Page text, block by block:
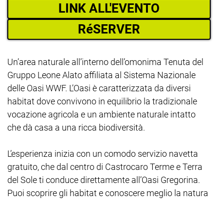
LINK ALL'EVENTO
RéSERVER
Un’area naturale all’interno dell’omonima Tenuta del
Gruppo Leone Alato affiliata al Sistema Nazionale
delle Oasi WWF. L’Oasi è caratterizzata da diversi
habitat dove convivono in equilibrio la tradizionale
vocazione agricola e un ambiente naturale intatto
che dà casa a una ricca biodiversità.
L’esperienza inizia con un comodo servizio navetta
gratuito, che dal centro di Castrocaro Terme e Terra
del Sole ti conduce direttamente all’Oasi Gregorina.
Puoi scoprire gli habitat e conoscere meglio la natura